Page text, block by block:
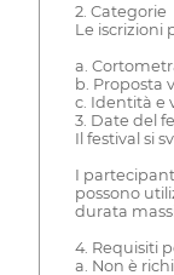
2. Categorie
Le iscrizioni
a.
b. Proposta
c. Identità e
3. Date del
Il festival si
I
possono
durata
4. Requisiti
a. Non è